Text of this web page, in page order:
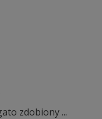
zdobiony ...